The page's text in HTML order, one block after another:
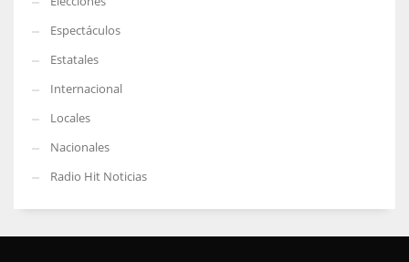
Espectáculos
Estatales
Internacional
Locales
Nacionales
Radio Hit Noticias